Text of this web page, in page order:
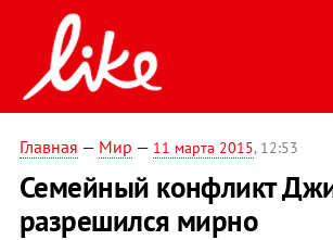
Главная — Мир — 11 марта 2015, 12:53
Семейный конфликт
разрешился мирно